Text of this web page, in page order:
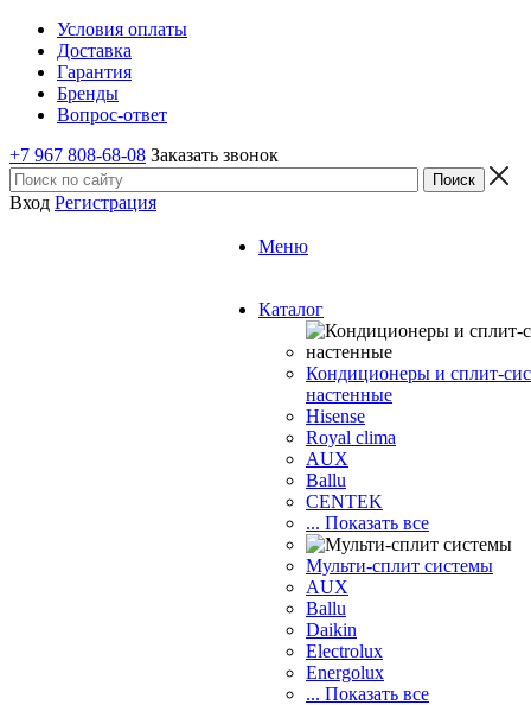
Условия оплаты
Доставка
Гарантия
Бренды
Вопрос-ответ
+7 967 808-68-08 Заказать звонок
Вход Регистрация
Меню
Каталог
Кондиционеры и сплит-
настенные
Hisense
Royal clima
AUX
Ballu
CENTEK
... Показать все
Мульти-сплит системы
AUX
Ballu
Daikin
Electrolux
Energolux
... Показать все